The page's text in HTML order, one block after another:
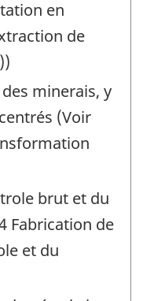
en
de
minerais, y
(Voir
brut et du
Fabrication de
et du